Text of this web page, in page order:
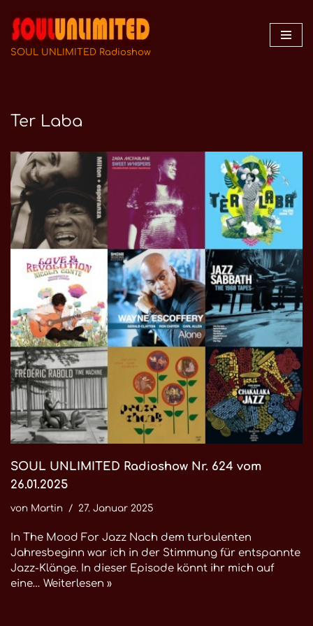
Zum
Inhalt
SOUL UNLIMITED Radioshow
Ter Laba
SOUL UNLIMITED Radioshow Nr. 624 vom
26.01.2025
von Martin 27. Januar 2025
In The Mood For Jazz Nach dem turbulenten
Jahresbeginn war ich in der Stimmung für entspannte
Jazz-Klänge. In dieser Episode könnt ihr mich auf
eine… Weiterlesen »